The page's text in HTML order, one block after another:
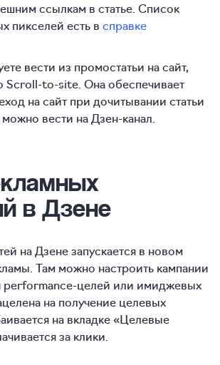
ссылкам в статье. Список
пикселей есть в справке
вести из промостатьи на сайт,
Scroll-to-site. Она обеспечивает
на сайт при дочитывании статьи
вести на Дзен-канал.
в Дзене
на Дзене запускается в новом
Там можно настроить кампании
performance-целей или имиджевых
на получение целевых
на вкладке «Целевые
за клики.